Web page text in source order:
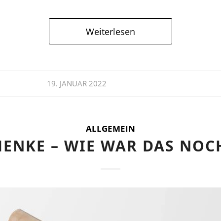
Weiterlesen
19. JANUAR 2022
ALLGEMEIN
– WIE WAR DAS